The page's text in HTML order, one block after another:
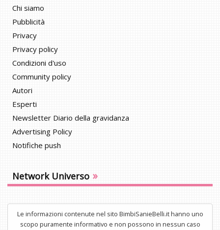
Chi siamo
Pubblicità
Privacy
Privacy policy
Condizioni d'uso
Community policy
Autori
Esperti
Newsletter Diario della gravidanza
Advertising Policy
Notifiche push
Network Universo »
Le informazioni contenute nel sito BimbiSanieBelli.it hanno uno
scopo puramente informativo e non possono in nessun caso